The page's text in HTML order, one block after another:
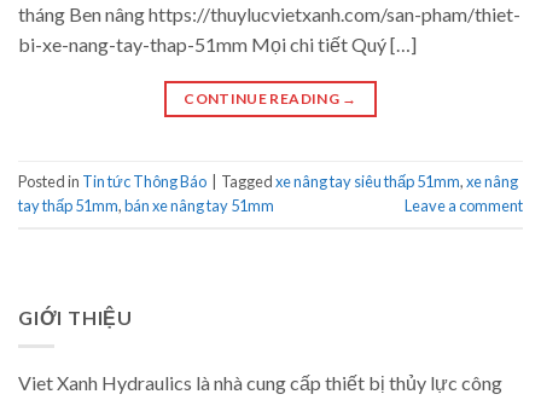
tháng Ben nâng https://thuylucvietxanh.com/san-pham/thiet-
bi-xe-nang-tay-thap-51mm Mọi chi tiết Quý […]
CONTINUE READING →
Posted in Tin tức Thông Báo Taggedxe nâng tay siêu thấp 51mm,xe nâng
tay thấp 51mm,bán xe nâng tay 51mm Leave a comment
GIỚI THIỆU
Viet Xanh Hydraulics là nhà cung cấp thiết bị thủy lực công